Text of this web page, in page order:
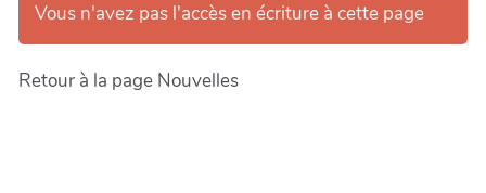
Vous n'avez pas l'accès en écriture à cette page
Retour à la page Nouvelles